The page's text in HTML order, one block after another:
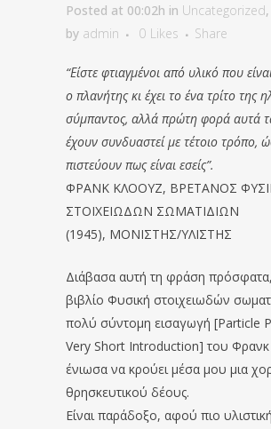
Posted at 00:02h in Uncategorized,
by admin 0 Likes Share
“Είστε φτιαγμένοι από υλικό που
ο πλανήτης κι έχει το ένα τρίτο της
σύμπαντος, αλλά πρώτη φορά αυτά
έχουν συνδυαστεί με τέτοιο τρόπο,
πιστεύουν πως είναι εσείς”.
ΦΡΑΝΚ ΚΛΟΟΥΖ, ΒΡΕΤΑΝΟΣ
ΣΤΟΙΧΕΙΩΔΩΝ ΣΩΜΑΤΙΔΙΩΝ
(1945), ΜΟΝΙΣΤΗΣ/ΥΛΙΣΤΗΣ
Διάβασα αυτή τη φράση
βιβλίο Φυσική στοιχειωδών
πολύ σύντομη εισαγωγή [Particle
Very Short Introduction] του Φρανκ
ένιωσα να κρούει μέσα μου μια
θρησκευτικού δέους.
Είναι παράδοξο, αφού πιο